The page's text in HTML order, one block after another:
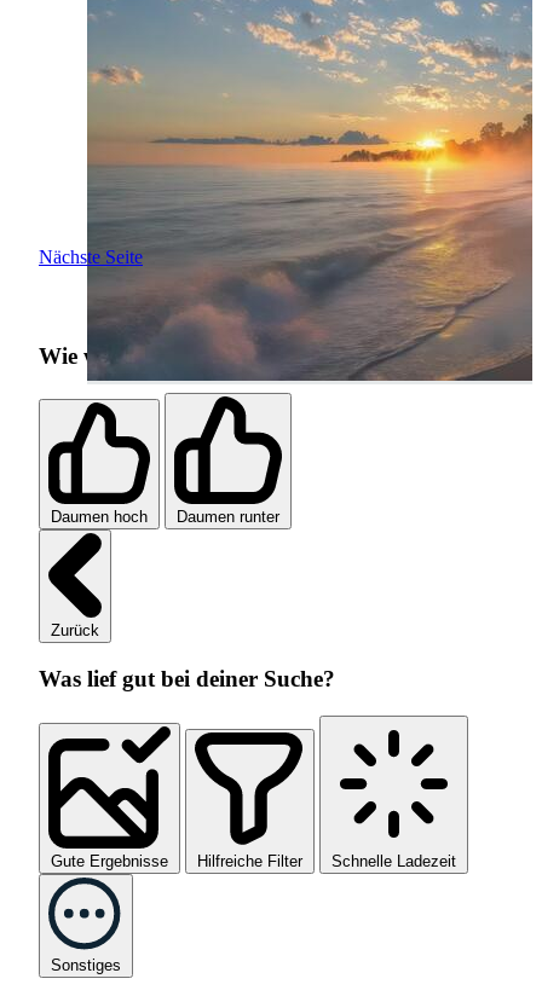
Nächste Seite
Wie war deine Sucherfahrung?
Daumen hoch Daumen runter
Zurück
Was lief gut bei deiner Suche?
Gute Ergebnisse Hilfreiche Filter Schnelle Ladezeit
Sonstiges